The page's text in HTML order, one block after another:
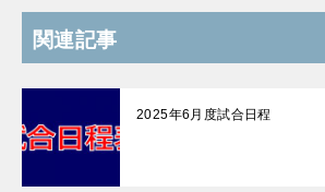
関連記事
2025年6月度試合日程